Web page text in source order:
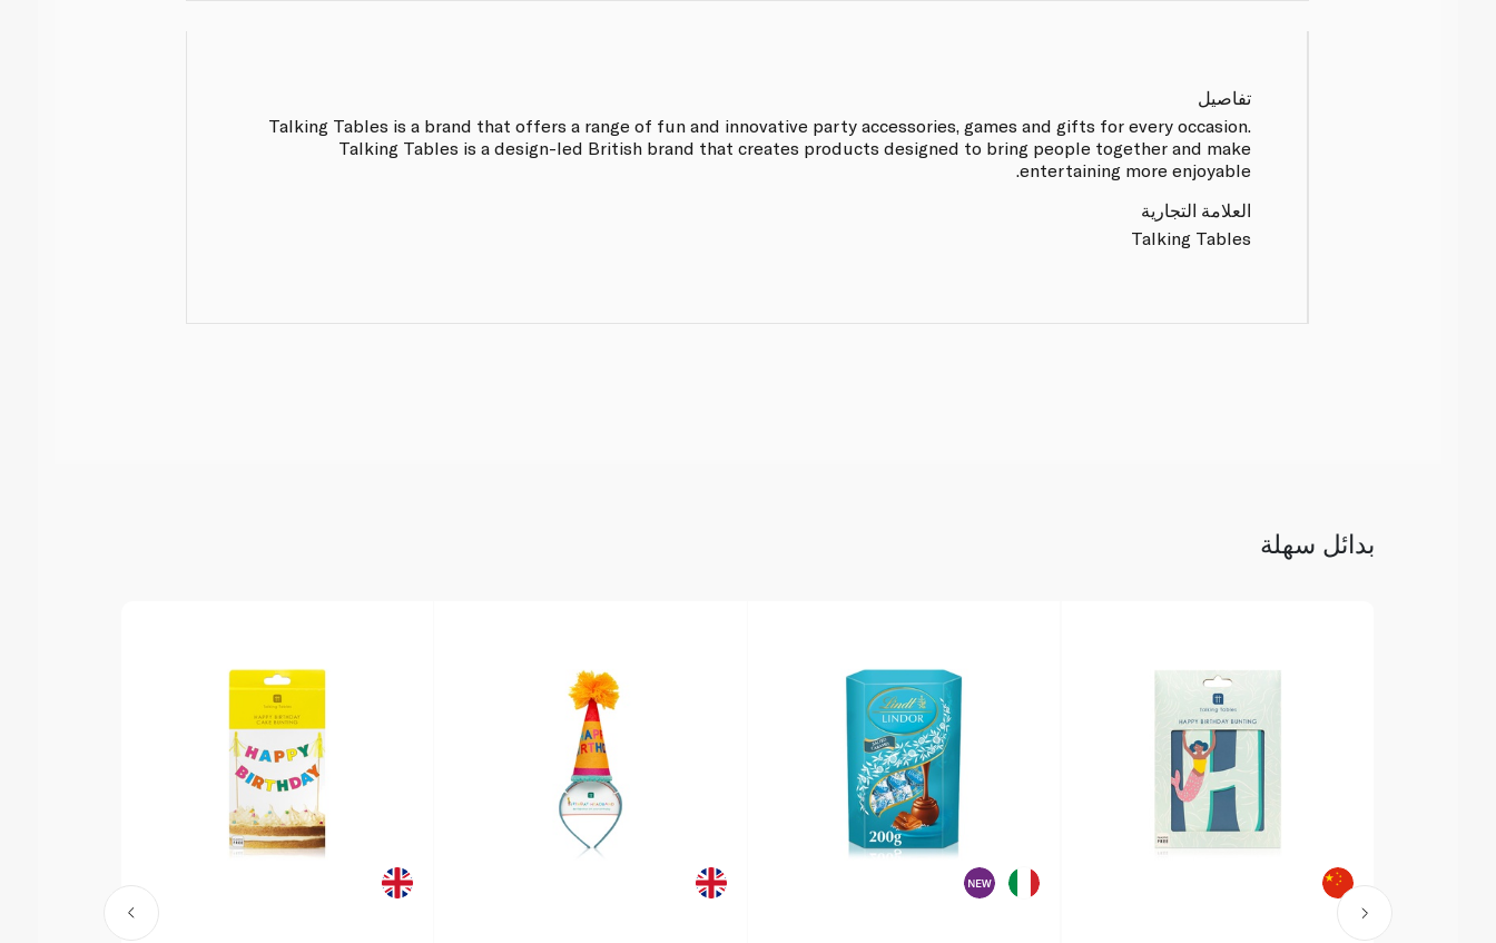
تفاصيل
Talking Tables is a brand that offers a range of fun and innovative party accessories, games and gifts for every occasion.
Talking Tables is a design-led British brand that creates products designed to bring people together and make
entertaining more enjoyable.
العلامة التجارية
Talking Tables
بدائل سهلة